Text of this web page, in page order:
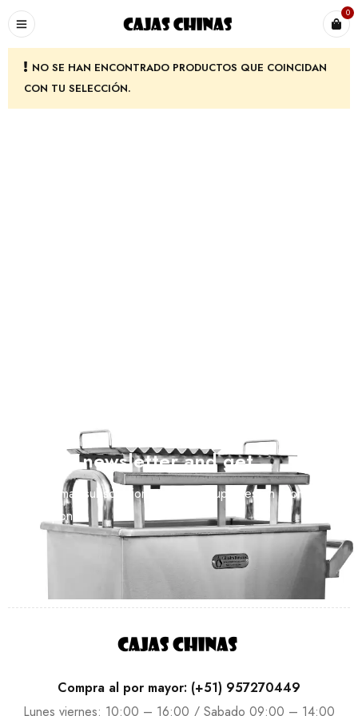
0
NO SE HAN ENCONTRADO PRODUCTOS QUE COINCIDAN
CON TU SELECCIÓN.
Join our newsletter and get…
Join our email subscription now to get updates on promotions
and coupons.
Compra al por mayor: (+51) 957270449
Lunes viernes: 10:00 – 16:00 / Sabado 09:00 – 14:00